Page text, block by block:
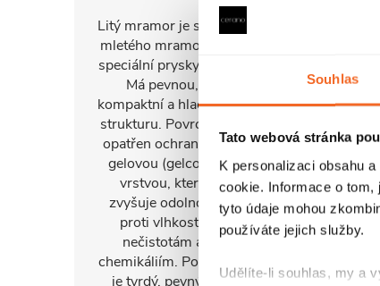
Souhlas
Tato webová stránka
K personalizaci obsahu
cookie. Informace o
tyto údaje mohou
používáte jejich služby.
Udělíte-li souhlas, my a
Litý mramor je směs
mletého mramoru a
speciální pryskyřice.
Má pevnou,
kompaktní a hladkou
strukturu. Povrch je
opatřen ochrannou
gelovou (gelcoat)
vrstvou, která
zvyšuje odolnost
proti vlhkosti,
nečistotám a
chemikáliím. Povrch
je tvrdý, pevný a
poskytuje
nenápadný,
elegantní
Tento
praktický,
něm nejsou
viditelné otisky
následná